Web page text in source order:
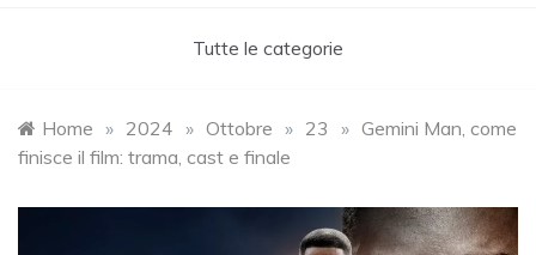
Tutte le categorie
Home » 2024 » Ottobre » 23 » Gemini Man, come
finisce il film: trama, cast e finale